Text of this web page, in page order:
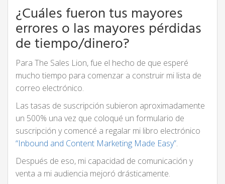
¿Cuáles fueron tus mayores
errores o las mayores pérdidas
de tiempo/dinero?
Para The Sales Lion, fue el hecho de que esperé
mucho tiempo para comenzar a construir mi lista de
correo electrónico.
Las tasas de suscripción subieron aproximadamente
un 500% una vez que coloqué un formulario de
suscripción y comencé a regalar mi libro electrónico
“Inbound and Content Marketing Made Easy”.
Después de eso, mi capacidad de comunicación y
venta a mi audiencia mejoró drásticamente.